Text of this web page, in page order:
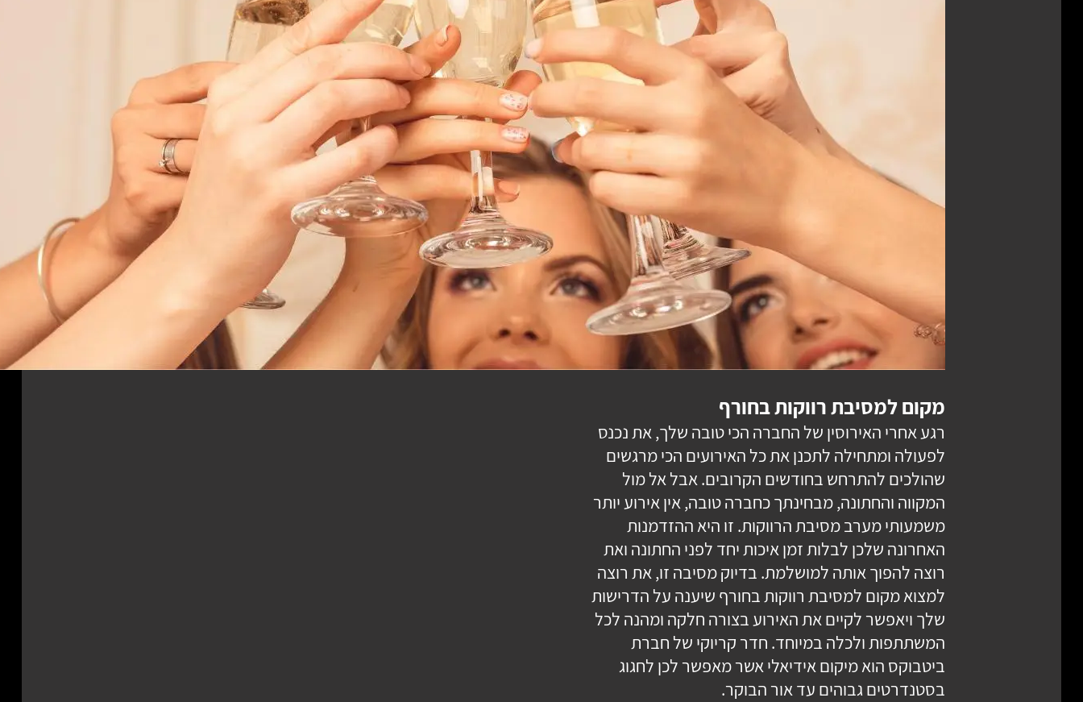
מקום למסיבת רווקות בחורף
רגע אחרי האירוסין של החברה הכי טובה שלך, את נכנס
לפעולה ומתחילה לתכנן את כל האירועים הכי מרגשים
שהולכים להתרחש בחודשים הקרובים. אבל אל מול
המקווה והחתונה, מבחינתך כחברה טובה, אין אירוע יותר
משמעותי מערב מסיבת הרווקות. זו היא ההזדמנות
האחרונה שלכן לבלות זמן איכות יחד לפני החתונה ואת
רוצה להפוך אותה למושלמת. בדיוק מסיבה זו, את רוצה
למצוא מקום למסיבת רווקות בחורף שיענה על הדרישות
שלך ויאפשר לקיים את האירוע בצורה חלקה ומהנה לכל
המשתתפות ולכלה במיוחד. חדר קריוקי של חברת
ביטבוקס הוא מיקום אידיאלי אשר מאפשר לכן לחגוג
בסטנדרטים גבוהים עד אור הבוקר.